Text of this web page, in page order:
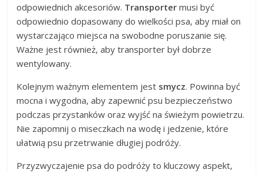
odpowiednich akcesoriów. Transporter musi być
odpowiednio dopasowany do wielkości psa, aby miał on
wystarczająco miejsca na swobodne poruszanie się.
Ważne jest również, aby transporter był dobrze
wentylowany.
Kolejnym ważnym elementem jest smycz. Powinna być
mocna i wygodna, aby zapewnić psu bezpieczeństwo
podczas przystanków oraz wyjść na świeżym powietrzu.
Nie zapomnij o miseczkach na wodę i jedzenie, które
ułatwią psu przetrwanie długiej podróży.
Przyzwyczajenie psa do podróży to kluczowy aspekt,